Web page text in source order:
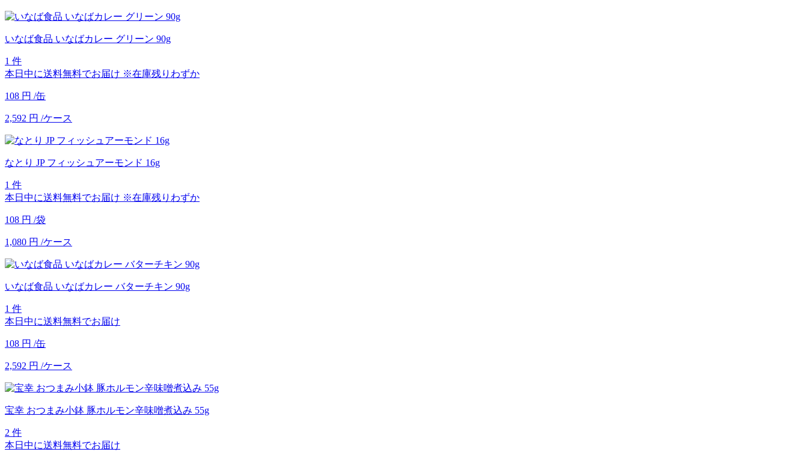
いなば食品 いなばカレー グリーン 90g
1 件
本日中に送料無料でお届け ※在庫残りわずか
108 円 /缶
2,592 円 /ケース
なとり JP フィッシュアーモンド 16g
1 件
本日中に送料無料でお届け ※在庫残りわずか
108 円 /袋
1,080 円 /ケース
いなば食品 いなばカレー バターチキン 90g
1 件
本日中に送料無料でお届け
108 円 /缶
2,592 円 /ケース
宝幸 おつまみ小鉢 豚ホルモン辛味噌煮込み 55g
2 件
本日中に送料無料でお届け